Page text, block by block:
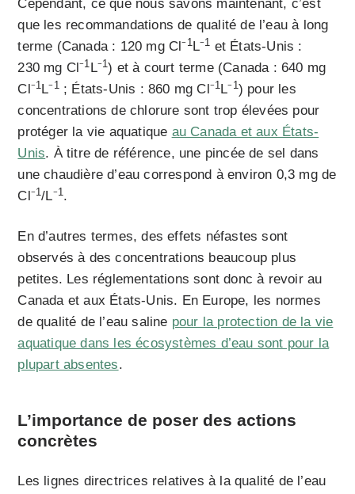
Cependant, ce que nous savons maintenant, c’est
que les recommandations de qualité de l’eau à long
terme (Canada : 120 mg Cl⁻1L⁻1 et États-Unis :
230 mg Cl⁻1 L⁻1) et à court terme (Canada : 640 mg
Cl⁻1 L⁻1; États-Unis : 860 mg Cl⁻1 L⁻1) pour les
concentrations de chlorure sont trop élevées pour
protéger la vie aquatique au Canada et aux États-
Unis. À titre de référence, une pincée de sel dans
une chaudière d’eau correspond à environ 0,3 mg de
Cl⁻1/L⁻1.
En d’autres termes, des effets néfastes sont
observés à des concentrations beaucoup plus
petites. Les réglementations sont donc à revoir au
Canada et aux États-Unis. En Europe, les normes
de qualité de l’eau saline pour la protection de la vie
aquatique dans les écosystèmes d’eau sont pour la
plupart absentes.
L’importance de poser des actions
concrètes
Les lignes directrices relatives à la qualité de l’eau